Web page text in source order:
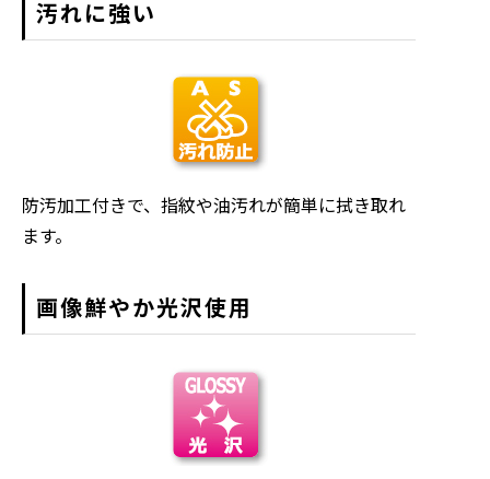
汚れに強い
防汚加工付きで、指紋や油汚れが簡単に拭き取れ
ます。
画像鮮やか光沢使用